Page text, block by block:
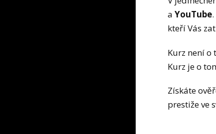
a YouTube
kteří Vás
Kurz není o
Kurz je o
Získáte
prestiže ve